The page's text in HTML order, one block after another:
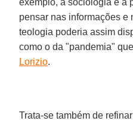
pensar nas informações e
teologia poderia assim
como o da "pandemia"
Lorizio.
Trata-se também de